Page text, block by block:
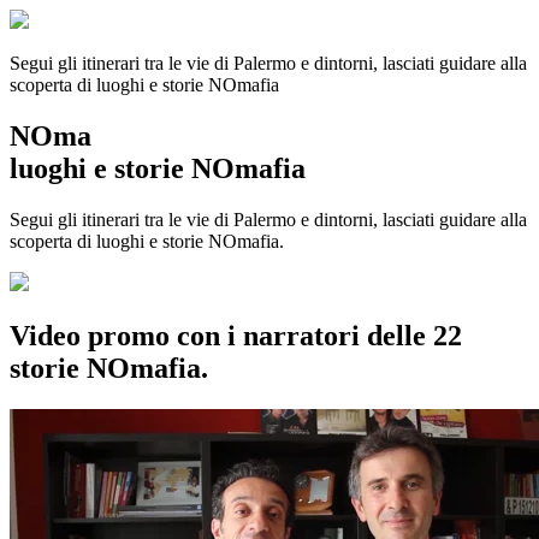
Segui gli itinerari tra le vie di Palermo e dintorni, lasciati guidare alla
scoperta di luoghi e storie NOmafia
NOma
luoghi e storie NOmafia
Segui gli itinerari tra le vie di Palermo e dintorni, lasciati guidare alla
scoperta di luoghi e storie NOmafia.
Video promo con i narratori delle 22
storie NOmafia.